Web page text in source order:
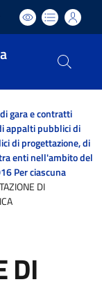
attiva:
gara e contratti
appalti pubblici di
di progettazione, di
enti nell'ambito del
Per ciascuna
DI
DI